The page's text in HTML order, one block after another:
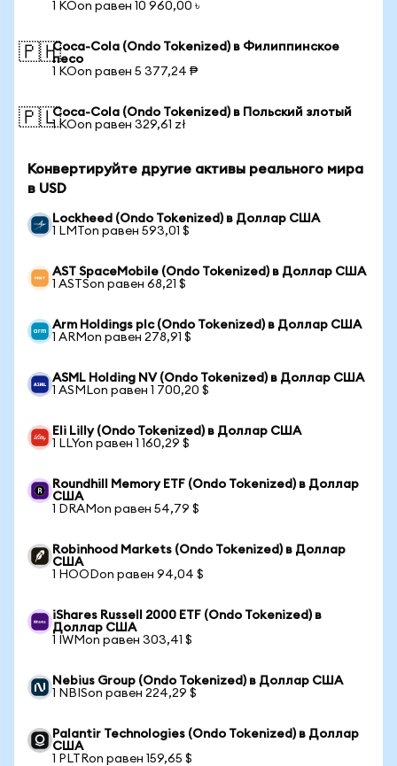
1 KOon равен 10 960,00 ৳
🇵🇭Coca-Cola (Ondo Tokenized) в Филиппинское
песо
1 KOon равен 5 377,24 ₱
🇵🇱Coca-Cola (Ondo Tokenized) в Польский злотый
1 KOon равен 329,61 zł
Конвертируйте другие активы реального мира
в USD
Lockheed (Ondo Tokenized) в Доллар США
1 LMTon равен 593,01 $
AST SpaceMobile (Ondo Tokenized) в Доллар США
1 ASTSon равен 68,21 $
Arm Holdings plc (Ondo Tokenized) в Доллар США
1 ARMon равен 278,91 $
ASML Holding NV (Ondo Tokenized) в Доллар США
1 ASMLon равен 1 700,20 $
Eli Lilly (Ondo Tokenized) в Доллар США
1 LLYon равен 1 160,29 $
Roundhill Memory ETF (Ondo Tokenized) в Доллар
США
1 DRAMon равен 54,79 $
Robinhood Markets (Ondo Tokenized) в Доллар
США
1 HOODon равен 94,04 $
iShares Russell 2000 ETF (Ondo Tokenized) в
Доллар США
1 IWMon равен 303,41 $
Nebius Group (Ondo Tokenized) в Доллар США
1 NBISon равен 224,29 $
Palantir Technologies (Ondo Tokenized) в Доллар
США
1 PLTRon равен 159,65 $